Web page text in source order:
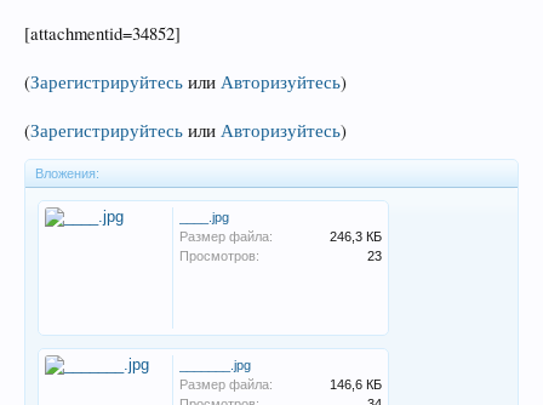
[attachmentid=34852]
(Зарегистрируйтесь или Авторизуйтесь)
(Зарегистрируйтесь или Авторизуйтесь)
Вложения:
____.jpg
Размер файла:
246,3 КБ
Просмотров:
23
_______.jpg
Размер файла:
146,6 КБ